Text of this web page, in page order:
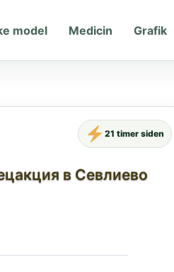
model Medicin Grafik
в Севлиево
21 timer siden